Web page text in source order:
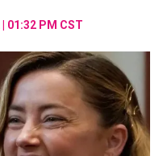
| 01:32 PM CST